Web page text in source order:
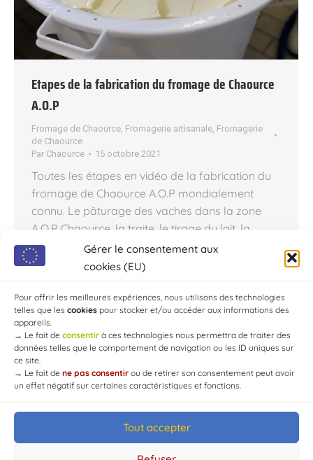
Gérer le consentement aux
cookies (EU)
Pour offrir les meilleures expériences, nous utilisons des technologies
telles que les cookies pour stocker et/ou accéder aux informations des
appareils.
→ Le fait de consentir à ces technologies nous permettra de traiter des
données telles que le comportement de navigation ou les ID uniques sur
ce site.
→ Le fait de ne pas consentir ou de retirer son consentement peut avoir
un effet négatif sur certaines caractéristiques et fonctions.
Tout accepter
Etapes de la fabrication du fromage de Chaource
A.O.P
Fromage de Chaource Fromagerie artisanale Fromagerie
de Chaource
Par Chaource 15 octobre 2021
Toutes les étapes en vidéo de la fabrication du
fromage de Chaource A.O.P mondialement
connu. Le pâturage des vaches dans la zone
A.O.P Chaource, la traite, le tirage du lait, la
maturation, la coagulation, le moulage, le
retournement, l’affinage, l’habillage, etc. jusqu’à
Catherine, Sylvie, tous les…
© Mairie de Chaource [2004-2024] | Tous droits réservés.
Developed byWEB3-DESIGN